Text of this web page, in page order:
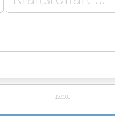
152.500